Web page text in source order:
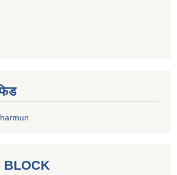
BLOCK